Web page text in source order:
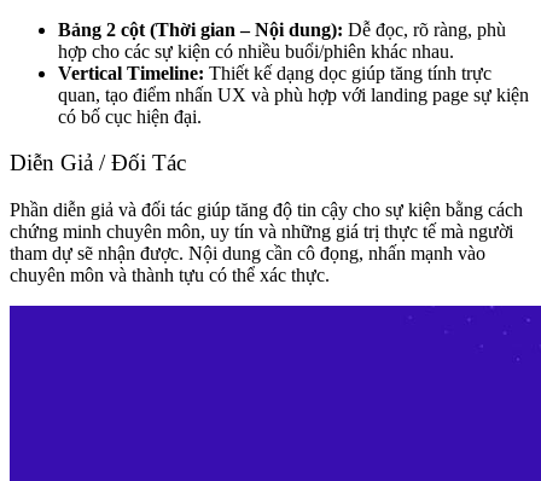
Bảng 2 cột (Thời gian – Nội dung): Dễ đọc, rõ ràng, phù
hợp cho các sự kiện có nhiều buổi/phiên khác nhau.
Vertical Timeline: Thiết kế dạng dọc giúp tăng tính trực
quan, tạo điểm nhấn UX và phù hợp với landing page sự kiện
có bố cục hiện đại.
Diễn Giả / Đối Tác
Phần diễn giả và đối tác giúp tăng độ tin cậy cho sự kiện bằng cách
chứng minh chuyên môn, uy tín và những giá trị thực tế mà người
tham dự sẽ nhận được. Nội dung cần cô đọng, nhấn mạnh vào
chuyên môn và thành tựu có thể xác thực.